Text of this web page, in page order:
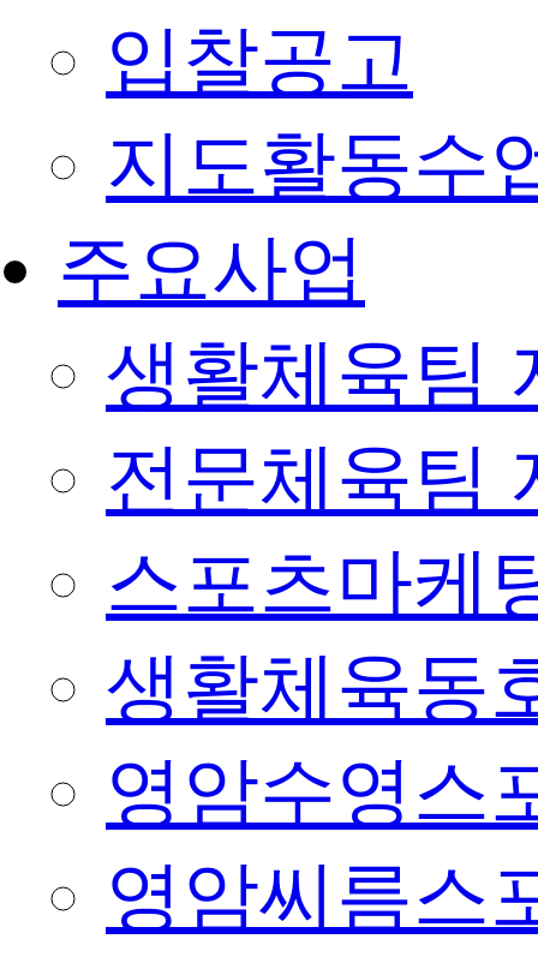
입찰공고
지도활동수
주요사업
생활체육팀
전문체육팀
스포츠마케
생활체육동
영암수영스
영암씨름스